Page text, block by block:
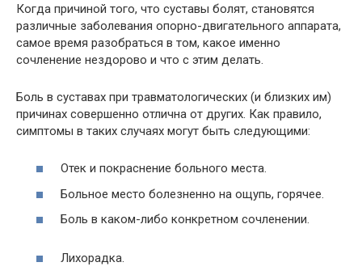
Когда причиной того, что суставы болят, становятся
различные заболевания опорно-двигательного аппарата,
самое время разобраться в том, какое именно
сочленение нездорово и что с этим делать.
Боль в суставах при травматологических (и близких им)
причинах совершенно отлична от других. Как правило,
симптомы в таких случаях могут быть следующими:
Отек и покраснение больного места.
Больное место болезненно на ощупь, горячее.
Боль в каком-либо конкретном сочленении.
Лихорадка.